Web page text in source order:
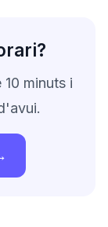
minuts i